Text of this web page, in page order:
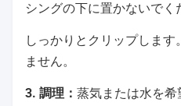
シングの下に置かないでく
しっかりとクリップしま
ません。
3. 調理： 蒸気または水を